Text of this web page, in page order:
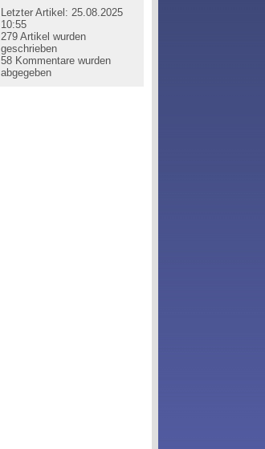
Letzter Artikel: 25.08.2025
10:55
279Artikel wurden
geschrieben
58Kommentare wurden
abgegeben